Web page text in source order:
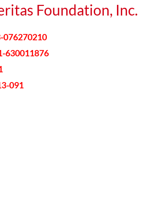
Foundation, Inc.
076270210
630011876
091